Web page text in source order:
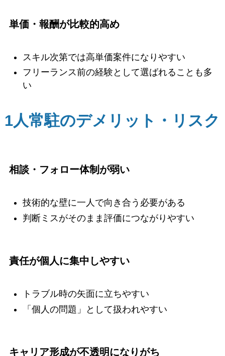
単価・報酬が比較的高め
スキル次第では高単価案件になりやすい
フリーランス前の経験として選ばれることも多
い
1人常駐のデメリット・リスク
相談・フォロー体制が弱い
技術的な壁に一人で向き合う必要がある
判断ミスがそのまま評価につながりやすい
責任が個人に集中しやすい
トラブル時の矢面に立ちやすい
「個人の問題」として扱われやすい
キャリア形成が不透明になりがち